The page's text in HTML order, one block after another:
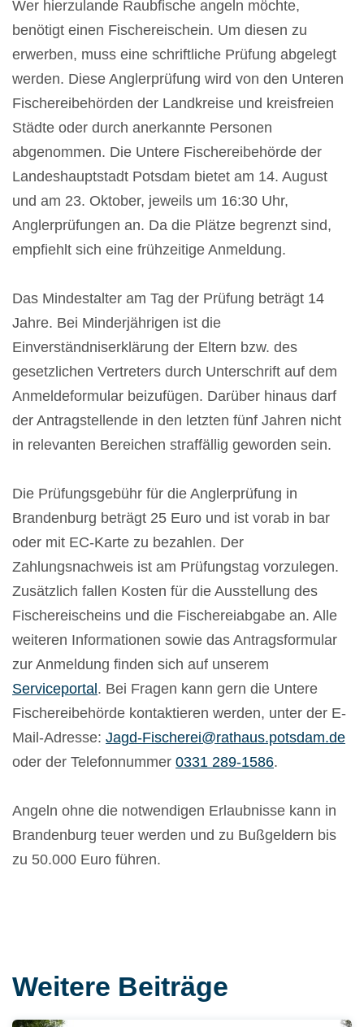
Wer hierzulande Raubfische angeln möchte,
benötigt einen Fischereischein. Um diesen zu
erwerben, muss eine schriftliche Prüfung abgelegt
werden. Diese Anglerprüfung wird von den Unteren
Fischereibehörden der Landkreise und kreisfreien
Städte oder durch anerkannte Personen
abgenommen. Die Untere Fischereibehörde der
Landeshauptstadt Potsdam bietet am 14. August
und am 23. Oktober, jeweils um 16:30 Uhr,
Anglerprüfungen an. Da die Plätze begrenzt sind,
empfiehlt sich eine frühzeitige Anmeldung.
Das Mindestalter am Tag der Prüfung beträgt 14
Jahre. Bei Minderjährigen ist die
Einverständniserklärung der Eltern bzw. des
gesetzlichen Vertreters durch Unterschrift auf dem
Anmeldeformular beizufügen. Darüber hinaus darf
der Antragstellende in den letzten fünf Jahren nicht
in relevanten Bereichen straffällig geworden sein.
Die Prüfungsgebühr für die Anglerprüfung in
Brandenburg beträgt 25 Euro und ist vorab in bar
oder mit EC-Karte zu bezahlen. Der
Zahlungsnachweis ist am Prüfungstag vorzulegen.
Zusätzlich fallen Kosten für die Ausstellung des
Fischereischeins und die Fischereiabgabe an. Alle
weiteren Informationen sowie das Antragsformular
zur Anmeldung finden sich auf unserem
Serviceportal . Bei Fragen kann gern die Untere
Fischereibehörde kontaktieren werden, unter der E-
Mail-Adresse: Jagd-Fischerei@rathaus.potsdam.de
oder der Telefonnummer 0331 289-1586.
Angeln ohne die notwendigen Erlaubnisse kann in
Brandenburg teuer werden und zu Bußgeldern bis
zu 50.000 Euro führen.
Weitere Beiträge